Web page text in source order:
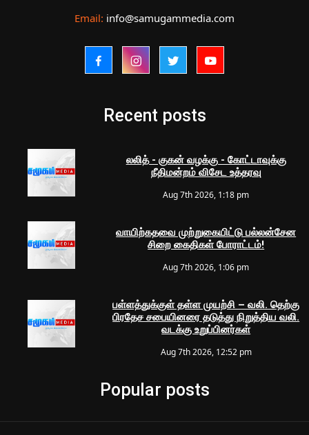
Email: info@samugammedia.com
Recent posts
லலித் - குகன் வழக்கு - கோட்டாவுக்கு
நீதிமன்றம் விசேட உத்தரவு
Aug 7th 2026, 1:18 pm
வாயிற்கதவை முற்றுகையிட்டு பல்லன்சேன
சிறை கைதிகள் போராட்டம்!
Aug 7th 2026, 1:06 pm
பள்ளத்துக்குள் தள்ள முயற்சி – வலி. தெற்கு
பிரதேச சபையினரை தடுத்து நிறுத்திய வலி.
வடக்கு உறுப்பினர்கள்
Aug 7th 2026, 12:52 pm
Popular posts